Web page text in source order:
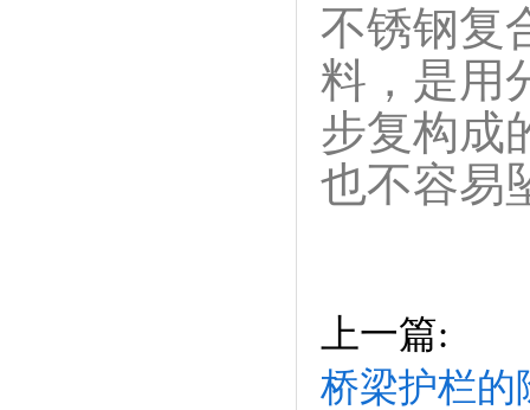
不锈钢复
料，是用
步复构成
也不容易
上一篇:
桥梁护栏的